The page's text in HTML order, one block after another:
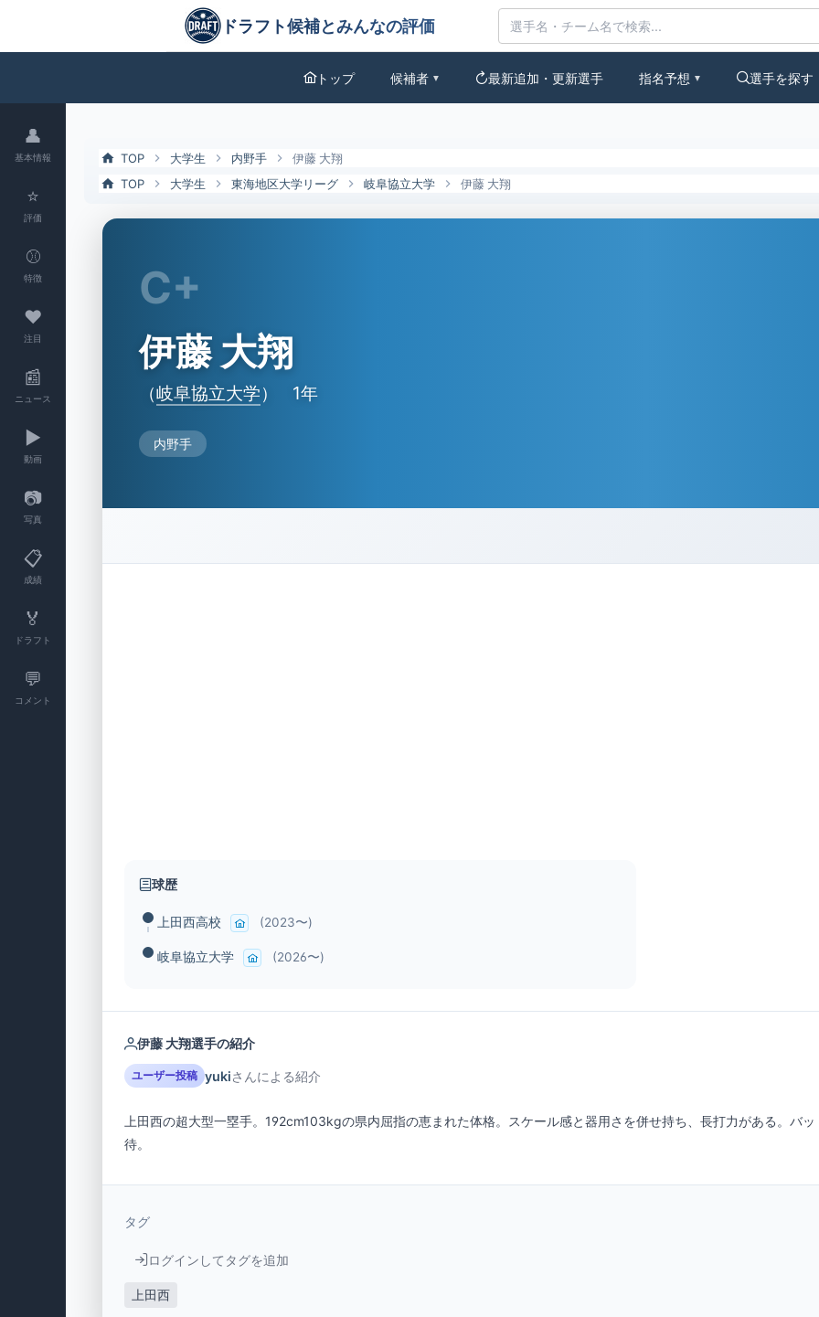
伊藤 大翔（岐阜協立大）の特徴とドラフト評価 | ドラフト候補とみんなの評価
ドラフト候補とみんなの評価
トップ 候補者 ▼ 最新追加・更新選手 指名予想 ▼ 選手を探す
👤
基本情報
⭐
評価
⚾
特徴
❤
注目
📰
ニュース
▶️
動画
📷
写真
📋
成績
🏅
ドラフト
💬
コメント
TOP 大学生 内野手
伊藤 大翔
TOP
大学生 東海地区大学リーグ 岐阜協立大学 伊藤 大翔
C+
伊藤 大翔
（岐阜協立大学） 1年
内野手
球歴
上田西高校 (2023〜)
岐阜協立大学 (2026〜)
伊藤 大翔選手の紹介
ユーザー投稿 yukiさんによる紹介
上田西の超大型一塁手。192cm103kgの県内屈指の恵まれた体格。スケール感と器用さを併せ持ち、長打力がある。バ
待。
タグ
ログインしてタグを追加
上田西